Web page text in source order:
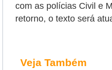
com as polícias Civil e
retorno, o texto será
Veja Também